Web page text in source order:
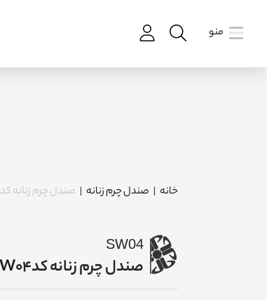
منو
خانه | صندل چرم زنانه | صندل چرم زنانه کدSW04
SW04
صندل چرم زنانه کدSW04